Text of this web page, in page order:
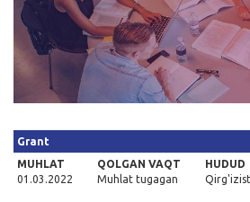
Grant
MUHLAT
01.03.2022
QOLGAN VAQT
Muhlat tugagan
HUDUD